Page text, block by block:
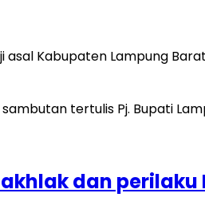
Kabupaten Lampung
dan